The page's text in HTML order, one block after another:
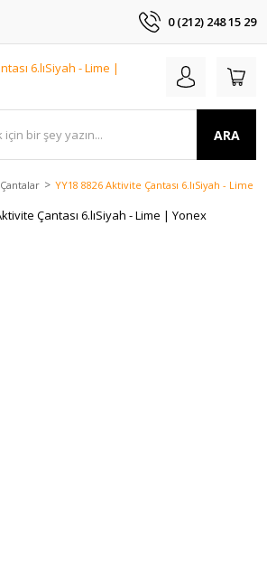
0 (212) 248 15 29
ARA
Çantalar YY18 8826 Aktivite Çantası 6.lıSiyah - Lime |